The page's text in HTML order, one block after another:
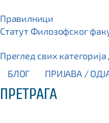
Правилници
Статут Филозофског
Преглед свих
БЛОГ ПРИЈАВА /
ПРЕТРАГА